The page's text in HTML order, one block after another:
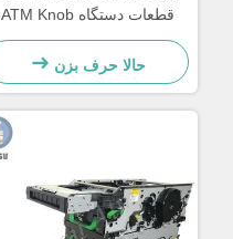
قطعات دستگاه ATM Knob
Dispenser
حالا حرف بزن